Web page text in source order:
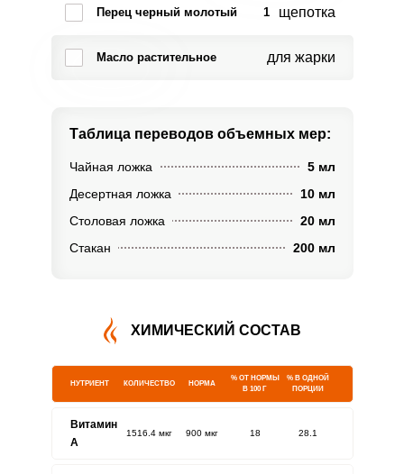
Перец черный молотый 1 щепотка
Масло растительное для жарки
Таблица переводов объемных мер:
Чайная ложка
5 мл
Десертная ложка
10 мл
Столовая ложка
20 мл
Стакан
200 мл
ХИМИЧЕСКИЙ СОСТАВ
НУТРИЕНТ КОЛИЧЕСТВО НОРМА
% ОТ НОРМЫ
В 100 Г
% В ОДНОЙ
ПОРЦИИ
Витамин
A
1516.4 мкг 900 мкг 18 28.1